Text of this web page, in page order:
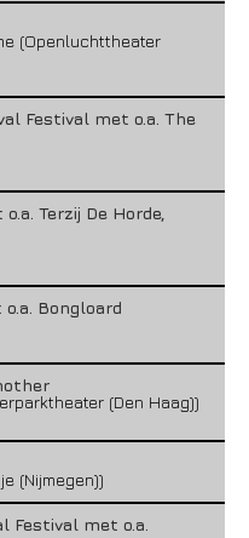
(Openluchttheater
Festival met o.a. The
Terzij De Horde,
Bongloard
(Den Haag))
(Nijmegen))
Festival met o.a.